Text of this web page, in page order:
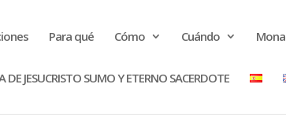
Para qué Cómo Cuándo
DE JESUCRISTO SUMO Y ETERNO SACERDOTE